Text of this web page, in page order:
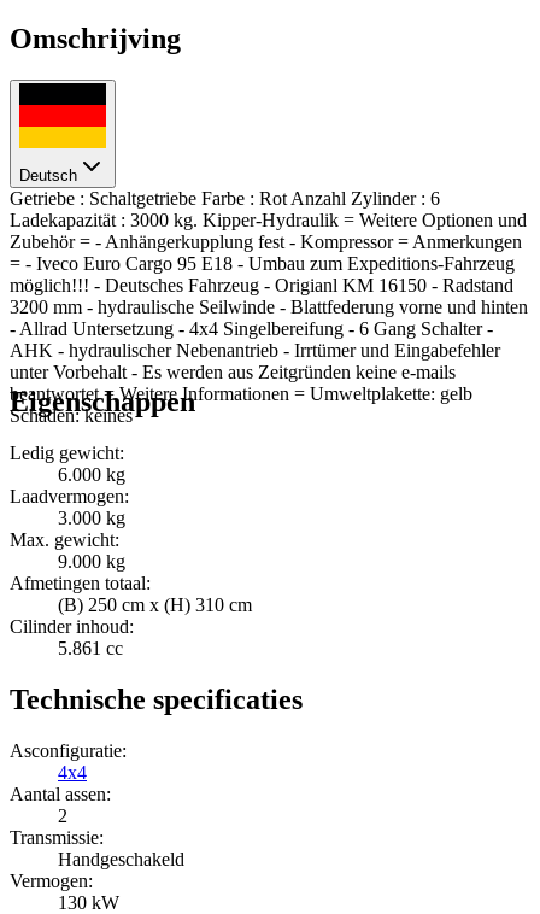
Omschrijving
Deutsch
Getriebe : Schaltgetriebe Farbe : Rot Anzahl Zylinder : 6
Ladekapazität : 3000 kg. Kipper-Hydraulik = Weitere Optionen und
Zubehör = - Anhängerkupplung fest - Kompressor = Anmerkungen
= - Iveco Euro Cargo 95 E18 - Umbau zum Expeditions-Fahrzeug
möglich!!! - Deutsches Fahrzeug - Origianl KM 16150 - Radstand
3200 mm - hydraulische Seilwinde - Blattfederung vorne und hinten
- Allrad Untersetzung - 4x4 Singelbereifung - 6 Gang Schalter -
AHK - hydraulischer Nebenantrieb - Irrtümer und Eingabefehler
unter Vorbehalt - Es werden aus Zeitgründen keine e-mails
beantwortet = Weitere Informationen = Umweltplakette: gelb
Schäden: keines
Eigenschappen
Ledig gewicht:
6.000 kg
Laadvermogen:
3.000 kg
Max. gewicht:
9.000 kg
Afmetingen totaal:
(B) 250 cm x (H) 310 cm
Cilinder inhoud:
5.861 cc
Technische specificaties
Asconfiguratie:
4x4
Aantal assen:
2
Transmissie:
Handgeschakeld
Vermogen:
130 kW